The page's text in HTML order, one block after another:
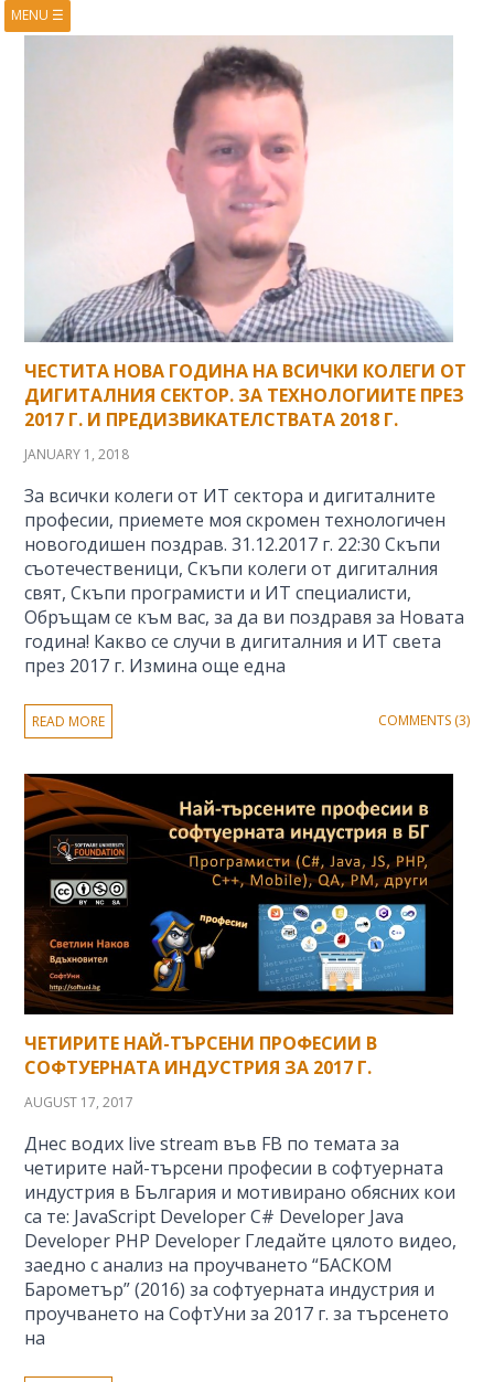
MENU ☰
ЧЕСТИТА НОВА ГОДИНА НА ВСИЧКИ КОЛЕГИ ОТ
ДИГИТАЛНИЯ СЕКТОР. ЗА ТЕХНОЛОГИИТЕ ПРЕЗ
2017 Г. И ПРЕДИЗВИКАТЕЛСТВАТА 2018 Г.
JANUARY 1, 2018
За всички колеги от ИТ сектора и дигиталните
професии, приемете моя скромен технологичен
новогодишен поздрав. 31.12.2017 г. 22:30 Скъпи
съотечественици, Скъпи колеги от дигиталния
свят, Скъпи програмисти и ИТ специалисти,
Обръщам се към вас, за да ви поздравя за Новата
година! Какво се случи в дигиталния и ИТ света
през 2017 г. Измина още една
READ MORE COMMENTS (3)
ЧЕТИРИТЕ НАЙ-ТЪРСЕНИ ПРОФЕСИИ В
СОФТУЕРНАТА ИНДУСТРИЯ ЗА 2017 Г.
AUGUST 17, 2017
Днес водих live stream във FB по темата за
четирите най-търсени професии в софтуерната
индустрия в България и мотивирано обясних кои
са те: JavaScript Developer C# Developer Java
Developer PHP Developer Гледайте цялото видео,
заедно с анализ на проучването “БАСКОМ
Барометър” (2016) за софтуерната индустрия и
проучването на СофтУни за 2017 г. за търсенето
на